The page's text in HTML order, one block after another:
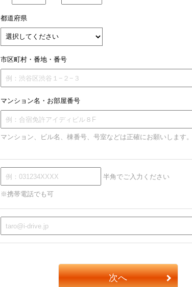
都道府県
市区町村・番地・番号
マンション名・お部屋番号
マンション、ビル名、棟番号、号室などは正確にお願いします。
半角でご入力ください
※携帯電話でも可
次へ